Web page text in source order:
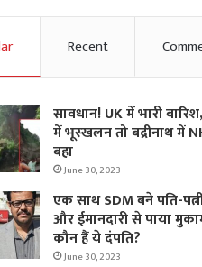
Recent
सावधान! UK में भारी
में भूस्‍खलन तो बद्रीनाथ में
बहा
June 30, 2023
एक साथ SDM बने पति-
और ईमानदारी से पाया
कौन हैं ये दंपति?
June 30, 2023